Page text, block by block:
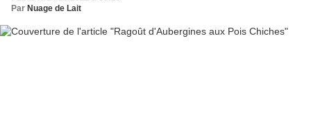
Par Nuage de Lait